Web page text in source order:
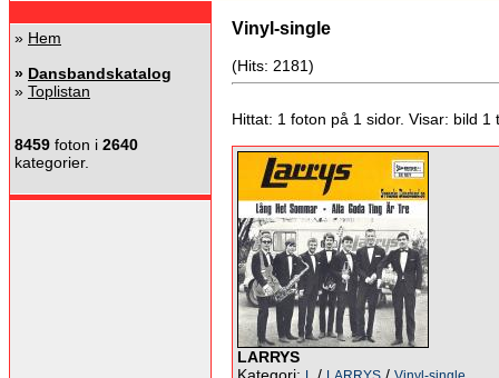
» Hem
» Dansbandskatalog
» Toplistan
8459 foton i 2640
kategorier.
Vinyl-single
(Hits: 2181)
Hittat: 1 foton på 1 sidor. Visar: bild 1
LARRYS